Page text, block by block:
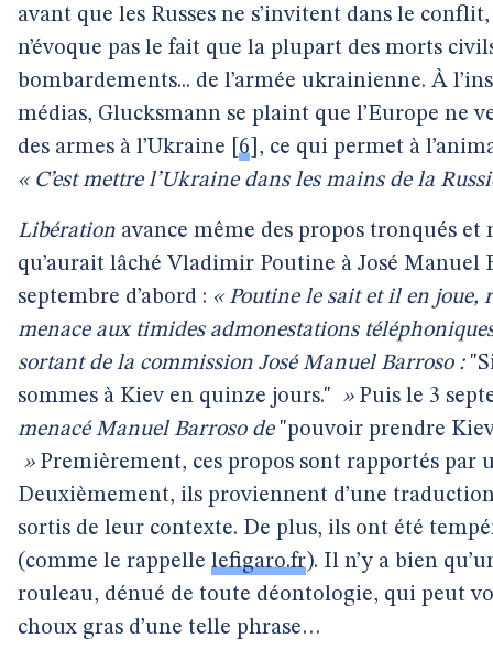
avant que les Russes ne s’invitent dans le
n’évoque pas le fait que la plupart des morts
bombardements... de l’armée ukrainienne. À
médias, Glucksmann se plaint que l’Europe ne
des armes à l’Ukraine
6 , ce qui permet à
« C’est mettre l’Ukraine dans les mains de la
Libération avance même des propos tronqués et
qu’aurait lâché Vladimir Poutine à José Manuel
septembre d’abord : « Poutine le sait et il en joue,
menace aux timides admonestations
sortant de la commission José Manuel Barroso :
sommes à Kiev en quinze jours." »Puis le 3
menacé Manuel Barroso de"pouvoir prendre
»Premièrement, ces propos sont rapportés par
Deuxièmement, ils proviennent d’une
sortis de leur contexte. De plus, ils ont été
(comme le rappelle lefigaro.fr). Il n’y a bien
rouleau, dénué de toute déontologie, qui peut
choux gras d’une telle phrase…